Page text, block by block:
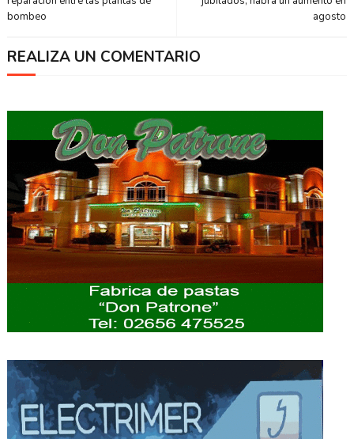
agosto
bombeo
REALIZA UN COMENTARIO